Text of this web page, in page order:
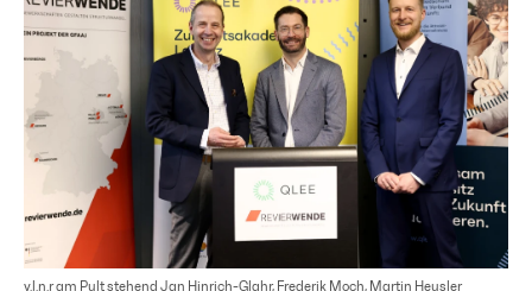
v.l.n.r am Pult stehend Jan Hinrich-Glahr, Frederik Moch, Martin Heusler